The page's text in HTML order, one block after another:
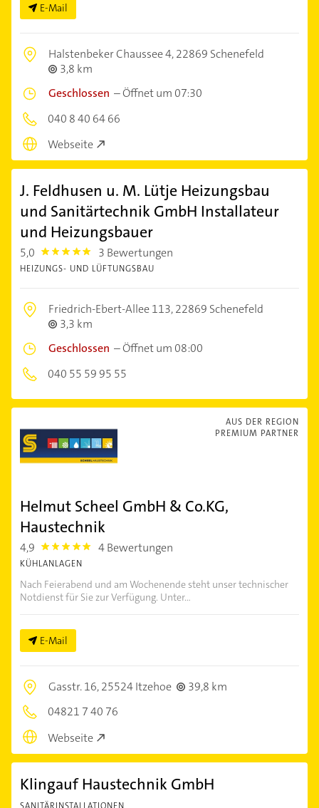
E-Mail
Halstenbeker Chaussee 4,22869 Schenefeld
3,8 km
Geschlossen –Öffnet um 07:30
040 8 40 64 66
Webseite
J. Feldhusen u. M. Lütje Heizungsbau
und Sanitärtechnik GmbH Installateur
und Heizungsbauer
5,0 5.0 3 Bewertungen
HEIZUNGS- UND LÜFTUNGSBAU
Friedrich-Ebert-Allee 113,22869 Schenefeld
3,3 km
Geschlossen –Öffnet um 08:00
040 55 59 95 55
AUS DER REGION
PREMIUM PARTNER
Helmut Scheel GmbH & Co.KG,
Haustechnik
4,9 4.9 4 Bewertungen
KÜHLANLAGEN
Nach Feierabend und am Wochenende steht unser technischer
Notdienst für Sie zur Verfügung. Unter...
E-Mail
Gasstr. 16,25524 Itzehoe
39,8 km
04821 7 40 76
Webseite
Klingauf Haustechnik GmbH
SANITÄRINSTALLATIONEN